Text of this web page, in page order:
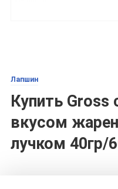
Лапшин
Купить Gross
вкусом
лучком 40гр/